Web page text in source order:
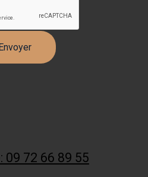
09 72 66 89 55